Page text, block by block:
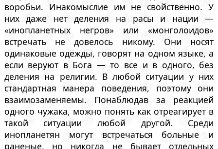
воробьи. Инакомыслие им не свойственно. У
них даже нет деления на расы и нации —
«инопланетных негров» или «монголоидов»
встречать не довелось никому. Они носят
одинаковые одежды, говорят на одном языке, а
если веруют в Бога — то все и в одного, без
деления на религии. В любой ситуации у них
стандартная манера поведения, поэтому они
взаимозаменяемы. Понаблюдав за реакцией
одного чужака, можно понять как отреагирует в
такой ситуации любой другой. Среди
инопланетян могут встречаться больные и
раненые, но никогда не бывает отдельных